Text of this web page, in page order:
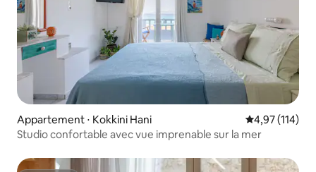
Appartement ⋅ Kokkini Hani Évaluation
4,97 (114)
Studio confortable avec vue imprenable sur la mer